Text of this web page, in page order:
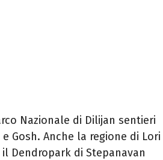
Nazionale di Dilijan sentieri
Gosh. Anche la regione di Lori
Dendropark di Stepanavan